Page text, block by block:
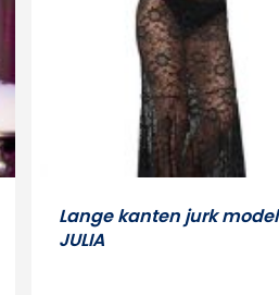
Lange kanten jurk model
JULIA